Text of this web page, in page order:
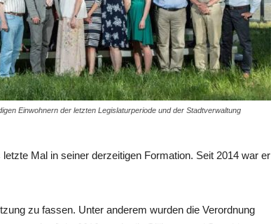
Einwohnern der letzten Legislaturperiode und der Stadtverwaltung
Mal in seiner derzeitigen Formation. Seit 2014 war er
zu fassen. Unter anderem wurden die Verordnung